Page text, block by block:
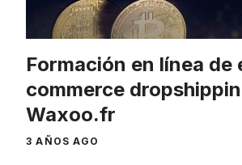
Formación en línea de
commerce
Waxoo.fr
3 AÑOS AGO